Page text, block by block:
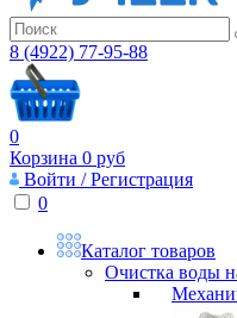
8 (4922) 77-95-88
0
Корзина 0 руб
Войти / Регистрация
0
Каталог товаров
Очистка воды